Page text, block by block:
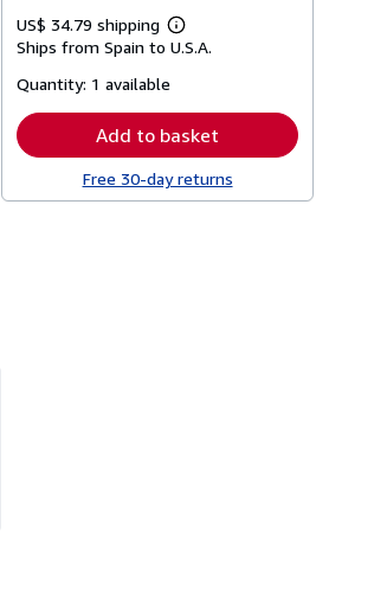
US$ 34.79 shipping
Learn
more
Ships from Spain to U.S.A.
Quantity: 1 available
Add to basket
Free 30-day returns